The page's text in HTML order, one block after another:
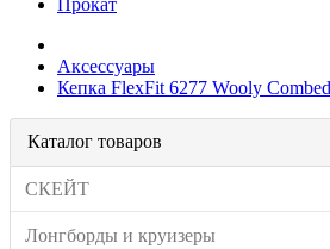
Прокат
Аксессуары
Кепка FlexFit 6277 Wooly
Каталог товаров
СКЕЙТ
Лонгборды и круизеры